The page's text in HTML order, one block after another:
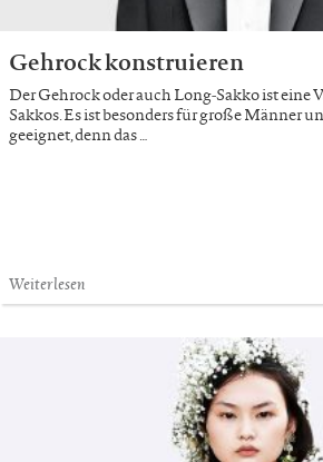
Gehrock konstruieren
Der Gehrock oder auch Long-Sakko ist eine
Sakkos. Es ist besonders für große Männer
geeignet, denn das …
Weiterlesen